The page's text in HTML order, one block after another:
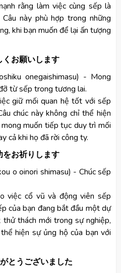
rằng làm việc cùng sếp là
này phù hợp trong những
khi bạn muốn để lại ấn tượng
くお願いします
onegaishimasu) - Mong
từ sếp trong tương lai.
giữ mối quan hệ tốt với sếp
chúc này không chỉ thể hiện
muốn tiếp tục duy trì mối
cả khi họ đã rời công ty.
をお祈りします
o oinori shimasu) - Chúc sếp
việc cổ vũ và động viên sếp
của bạn đang bắt đầu một dự
thách mới trong sự nghiệp,
hiện sự ủng hộ của bạn với
とうございました